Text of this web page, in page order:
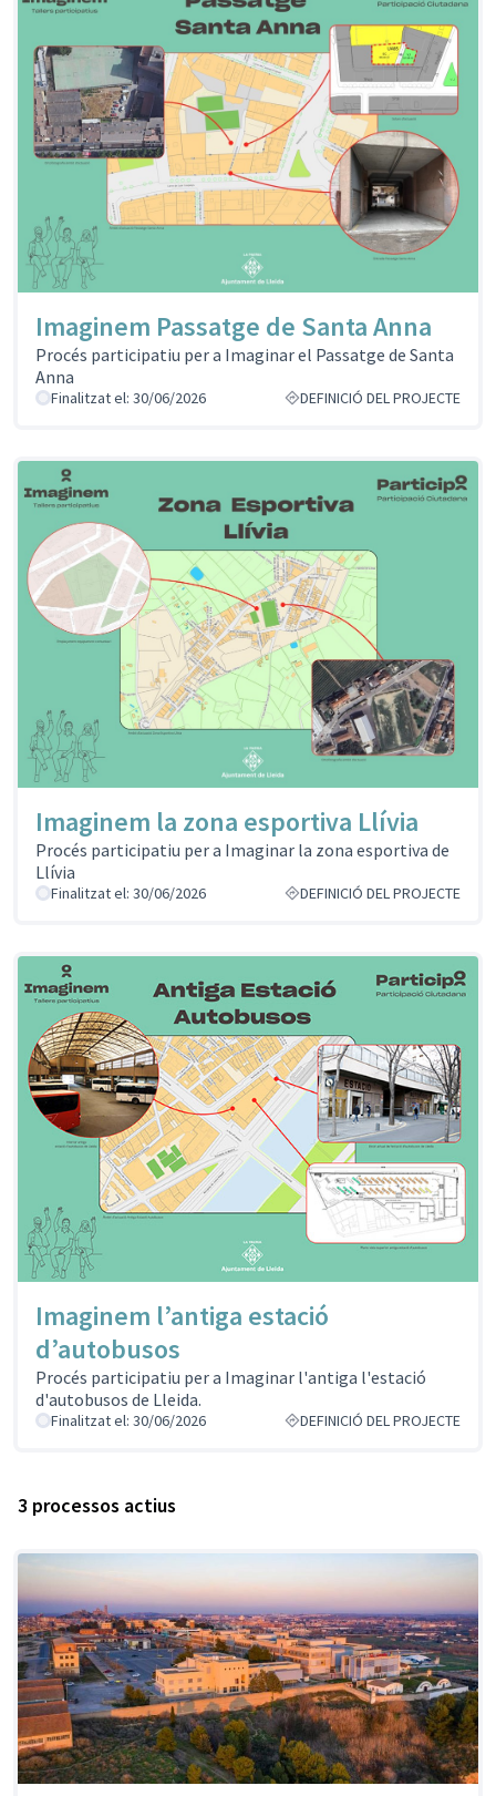
Imaginem Passatge de Santa Anna
Procés participatiu per a Imaginar el Passatge de Santa
Anna
Finalitzat el: 30/06/2026 DEFINICIÓ DEL PROJECTE
Imaginem la zona esportiva Llívia
Procés participatiu per a Imaginar la zona esportiva de
Llívia
Finalitzat el: 30/06/2026 DEFINICIÓ DEL PROJECTE
Imaginem l’antiga estació
d’autobusos
Procés participatiu per a Imaginar l'antiga l'estació
d'autobusos de Lleida.
Finalitzat el: 30/06/2026 DEFINICIÓ DEL PROJECTE
3 processos actius